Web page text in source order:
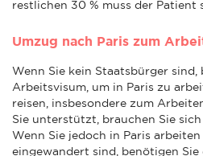
restlichen 30 % muss der Patient
Umzug nach Paris zum
Wenn Sie kein Staatsbürger sind,
Arbeitsvisum, um in Paris zu
reisen, insbesondere zum
Sie unterstützt, brauchen Sie sich
Wenn Sie jedoch in Paris
eingewandert sind, benötigen Sie